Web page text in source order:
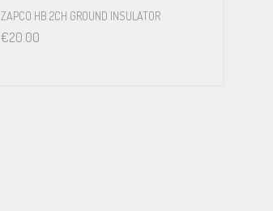
ZAPCO HB 2CH GROUND INSULATOR
€20.00